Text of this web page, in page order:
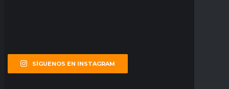
SÍGUENOS EN INSTAGRAM